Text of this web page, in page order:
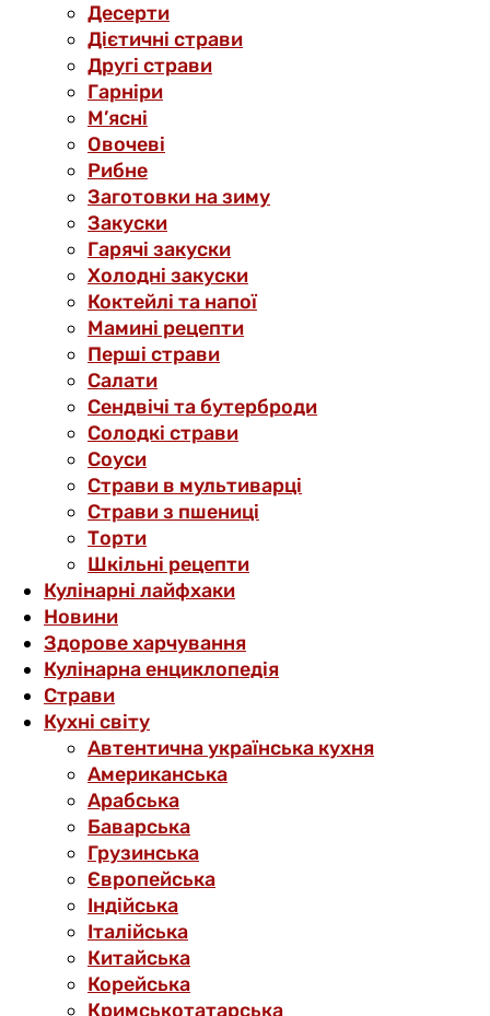
Десерти
Дієтичні страви
Другі страви
Гарніри
М’ясні
Овочеві
Рибне
Заготовки на зиму
Закуски
Гарячі закуски
Холодні закуски
Коктейлі та напої
Мамині рецепти
Перші страви
Салати
Сендвічі та бутерброди
Солодкі страви
Соуси
Страви в мультиварці
Страви з пшениці
Торти
Шкільні рецепти
Кулінарні лайфхаки
Новини
Здорове харчування
Кулінарна енциклопедія
Страви
Кухні світу
Автентична українська кухня
Американська
Арабська
Баварська
Грузинська
Європейська
Індійська
Італійська
Китайська
Корейська
Кримськотатарська